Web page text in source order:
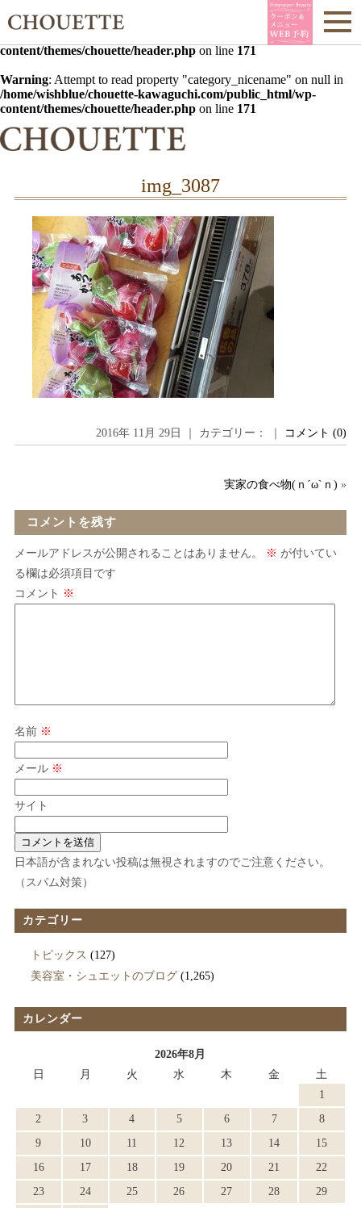
Warning : Undefined array key 0 in
/home/wishblue/chouette-
content/themes/chouette/header.php on line 171
Warning: Attempt to read property "category_nicename" on null in
/home/wishblue/chouette-kawaguchi.com/public_html/wp-
content/themes/chouette/header.php on line 171
img_3087
2016年 11月 29日 ｜ カテゴリー： ｜ コメント (0)
実家の食べ物(ｎ´ω`ｎ) »
コメントを残す
メールアドレスが公開されることはありません。 ※ が付いてい
る欄は必須項目です
コメント ※
名前 ※
メール ※
サイト
日本語が含まれない投稿は無視されますのでご注意ください。
（スパム対策）
カテゴリー
トピックス (127)
美容室・シュエットのブログ(1,265)
カレンダー
2026年8月
日
月 火 水 木 金
土
1
2
3 4 5 6 7
8
9
10 11 12 13 14
15
16
17 18 19 20 21
22
23
24 25 26 27 28
29